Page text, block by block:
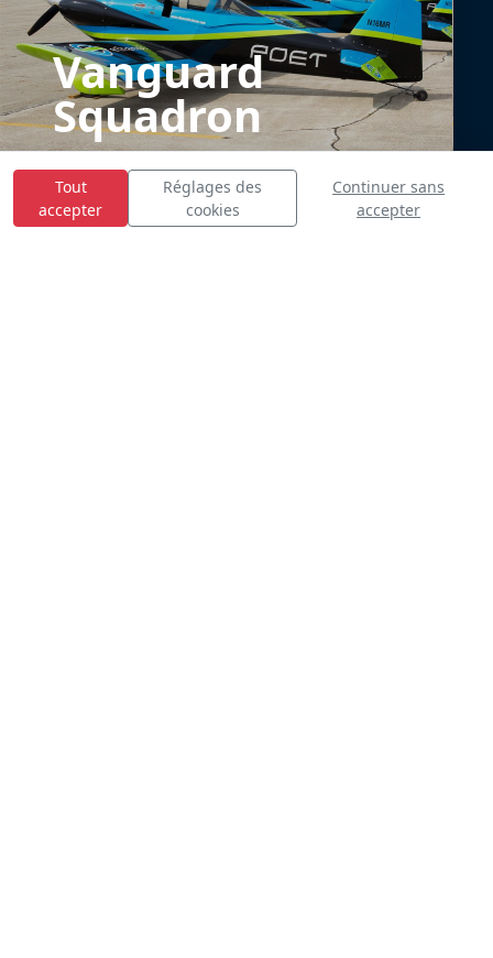
Tout
accepter
Réglages des
cookies
Continuer sans
accepter
Vanguard
Squadron